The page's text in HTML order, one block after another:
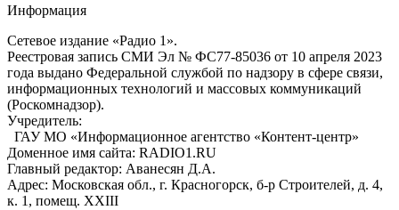
Информация
Сетевое издание «Радио 1».
Реестровая запись СМИ Эл № ФС77-85036 от 10 апреля 2023
года выдано Федеральной службой по надзору в сфере связи,
информационных технологий и массовых коммуникаций
(Роскомнадзор).
Учредитель:
ГАУ МО «Информационное агентство «Контент-центр»
Доменное имя сайта: RADIO1.RU
Главный редактор: Аванесян Д.А.
Адрес: Московская обл., г. Красногорск, б-р Строителей, д. 4,
к. 1, помещ. XXIII